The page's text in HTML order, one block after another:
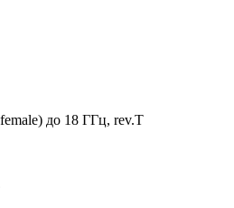
до 18 ГГц, rev.T